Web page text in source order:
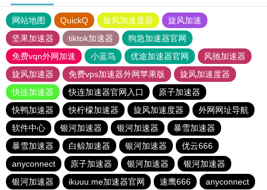
网站地图 QuickQ 旋风加速度器
旋风加速
坚果加速器
tiktok加速器
狗急加速器官网
免费vqn外网加速
小蓝鸟 优途加速器官网
风驰加速器
旋风加速器
免费vps加速器外网苹果版
旋风加速度器
快连加速器
快连加速器官网入口
原子加速器
快鸭加速器
快柠檬加速器 旋风加速度器
外网网址导航
软件中心
银河加速器 银河加速器
暴雪加速器
暴雪加速器
白鲸加速器 银河加速器
优云666
anyconnect
原子加速器 银河加速器
银河加速器
银河加速器
ikuuu.me加速器官网 速鹰666 anyconnect